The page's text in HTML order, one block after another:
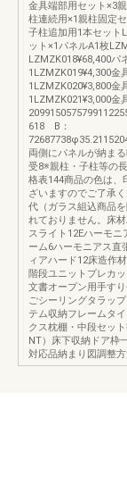
金具端部用セット×3
柱連続用×1親柱固定
子柱追加用1本セット
ット×1パネルA1枚
LZMZK018¥68,400パ
1LZMZK019¥4,300金
1LZMZK020¥3,800金
1LZMZK021¥3,000金
618 B：
両側にパネルが納ま
受8※親柱・子柱等の
格表144商品の色は、
ざいますのでご了承
代（ガラス組込商品
れておりません。床
スライト12Eハーモ
ーム6ハーモニアス直
ィアハード12床造作
階段ユニットプレカ
文書オープン用手す
ごシーリングタラッ
テム収納フレームタ
クス枕棚・中段セッ
NT）床下収納ドア枠
対応品納まり図調整方